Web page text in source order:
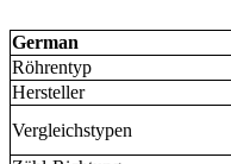
German
Röhrentyp
Hersteller
Vergleichstypen